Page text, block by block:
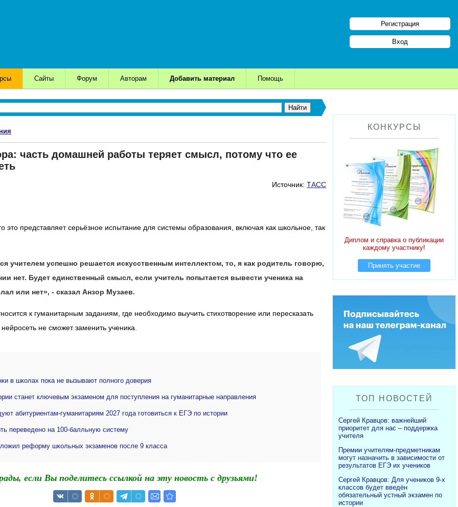
Регистрация
Вход
Сайты Форум Авторам Добавить материал Помощь
часть домашней работы теряет смысл, потому что ее
Источник: ТАСС
это представляет серьёзное испытание для системы образования, включая как школьное, так
учителем успешно решается искусственным интеллектом, то, я как родитель говорю,
нет. Будет единственный смысл, если учитель попытается вывести ученика на
или нет», - сказал Анзор Музаев.
к гуманитарным заданиям, где необходимо выучить стихотворение или пересказать
нейросеть не сможет заменить ученика.
в школах пока не вызывают полного доверия
станет ключевым экзаменом для поступления на гуманитарные направления
абитуриентам-гуманитариям 2027 года готовиться к ЕГЭ по истории
переведено на 100-балльную систему
реформу школьных экзаменов после 9 класса
если Вы поделитесь ссылкой на эту новость с друзьями!
КОНКУРСЫ
Диплом и справка о публикации
каждому участнику!
Принять участие
ТОП НОВОСТЕЙ
Сергей Кравцов: важнейший
приоритет для нас – поддержка
учителя
Премии учителям-предметникам
могут назначить в зависимости от
результатов ЕГЭ их учеников
Сергей Кравцов: Для учеников 9-х
классов будет введён
обязательный устный экзамен по
истории